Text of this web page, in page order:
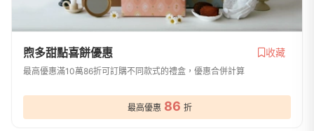
煦多甜點喜餅優惠 收藏
最高優惠滿10萬86折可訂購不同款式的禮盒，優惠合併計算
最高優惠 86 折